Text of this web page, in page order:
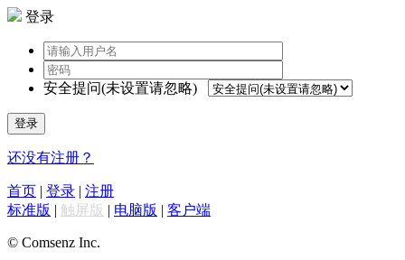
登录
安全提问(未设置请忽略)
登录
还没有注册？
首页 | 登录 | 注册
标准版 | 触屏版 | 电脑版 | 客户端
© Comsenz Inc.